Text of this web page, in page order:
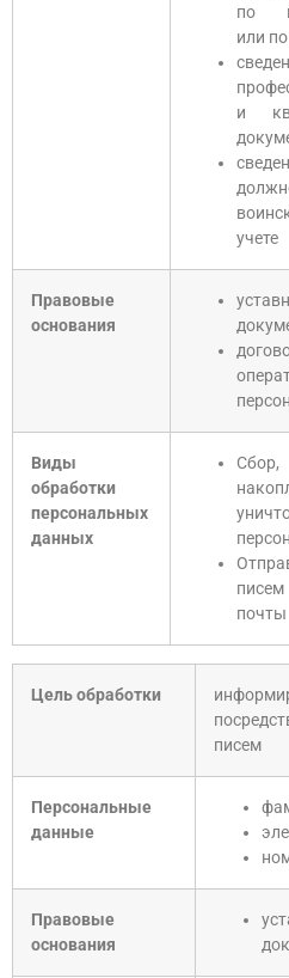
по
или
и
учете
Правовые
основания
Виды
обработки
персональных
данных
Сбор,
почты
Цель обработки
писем
Персональные
данные
Правовые
основания